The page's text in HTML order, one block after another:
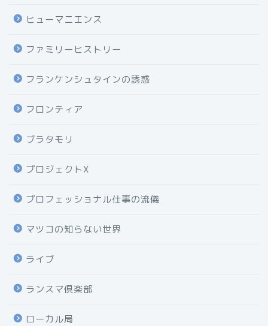
ヒューマニエンス
ファミリーヒストリー
フランケンシュタインの誘惑
フロンティア
ブラタモリ
プロジェクトX
プロフェッショナル仕事の流儀
マツコの知らない世界
ライブ
ランスマ倶楽部
ローカル局